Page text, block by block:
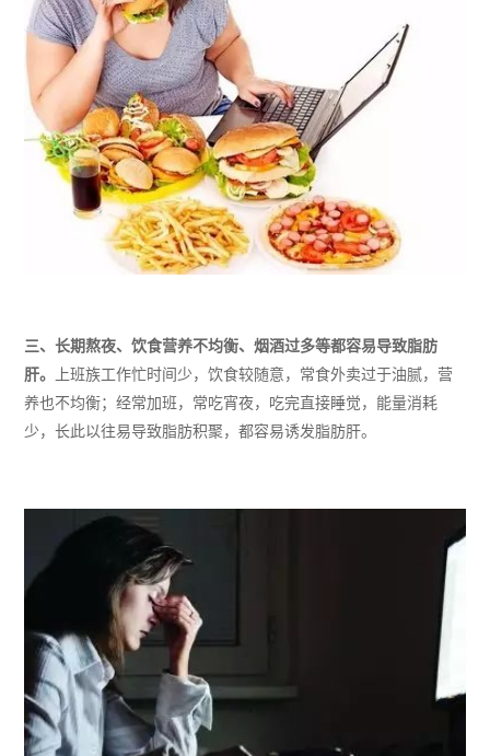
三、长期熬夜、饮食营养不均衡、烟酒过多等都容易导致脂肪
肝。
上班族工作忙时间少，饮食较随意，常食外卖过于油腻，营
养也不均衡；经常加班，常吃宵夜，吃完直接睡觉 ，能量消耗
少，长此以往易导致脂肪积聚 ，都容易诱发脂肪肝。